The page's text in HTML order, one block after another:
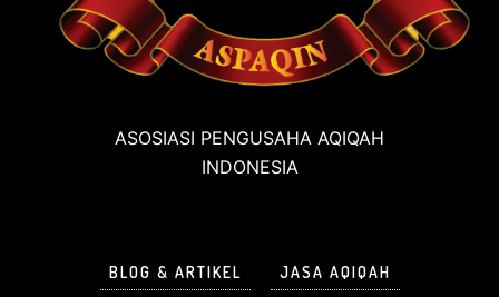
ASOSIASI PENGUSAHA AQIQAH
INDONESIA
BLOG & ARTIKEL JASA AQIQAH